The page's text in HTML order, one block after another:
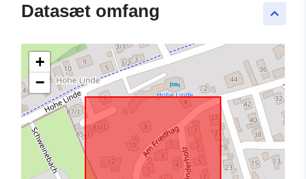
keyboard_arrow_up
Datasæt omfang
+
−